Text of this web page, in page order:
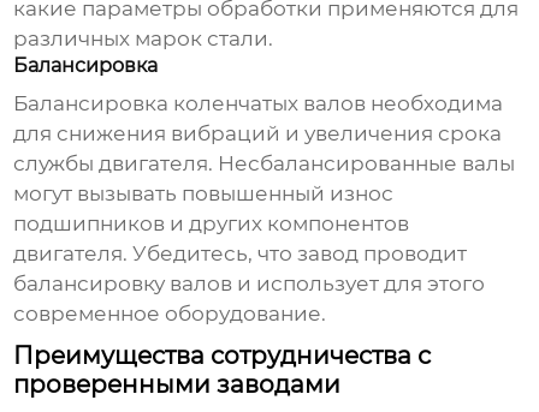
какие параметры обработки применяются для
различных марок стали.
Балансировка
Балансировка коленчатых валов необходима
для снижения вибраций и увеличения срока
службы двигателя. Несбалансированные валы
могут вызывать повышенный износ
подшипников и других компонентов
двигателя. Убедитесь, что завод проводит
балансировку валов и использует для этого
современное оборудование.
Преимущества сотрудничества с
проверенными заводами